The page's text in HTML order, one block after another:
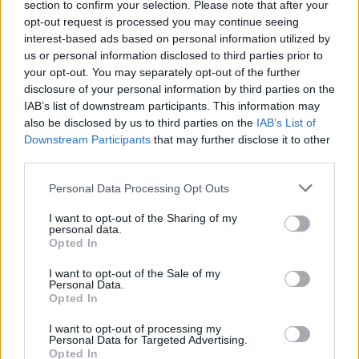
section to confirm your selection. Please note that after your
opt-out request is processed you may continue seeing
interest-based ads based on personal information utilized by
us or personal information disclosed to third parties prior to
your opt-out. You may separately opt-out of the further
disclosure of your personal information by third parties on the
IAB’s list of downstream participants. This information may
also be disclosed by us to third parties on the IAB’s List of
Downstream Participants that may further disclose it to other
Personal Data Processing Opt Outs
I want to opt-out of the Sharing of my
personal data.
Opted In
I want to opt-out of the Sale of my
Personal Data.
Opted In
I want to opt-out of processing my
Personal Data for Targeted Advertising.
Opted In
Zozadu ma schmatli dva páry rúk a ťahali k dverám.
„Nerob…“ Zmĺkol som, lebo ma niekto tlačil dolu
schodmi von z kostola.
„Ak sa mi ešte raz pozrieš na sestru, vlastnoručne ťa
zabijem. A na tvoju zazobanú rodinu seriem.“ Týčil sa
nado mnou Asa Gable vo vojenskej uniforme a so
zeleným baretom na hlave. Aj pre to oblečenie som
nepochyboval, že by poľahky prešiel od slov k činom.
Vedľa neho stál ženích. Muž, ktorý Whitney hnusne
to nedovolí.
Mýlil som sa. Vydal by ju za hocikoho okrem Riscoffa.
chrbtom a vyšli po schodoch do kostola.
Keby som sa tak nestrieskal, vrátil by som sa a svoj
pokus zopakoval.
Možno sa s ňou dnes ožení, ale ja som s Whitney